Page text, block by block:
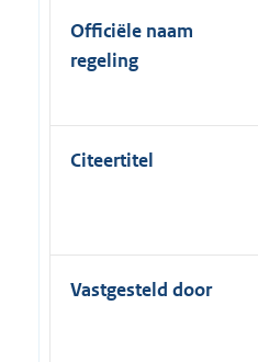
Officiële naam
regeling
Citeertitel
Vastgesteld door